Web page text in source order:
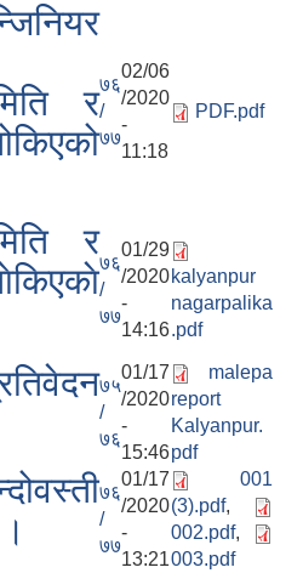
र७६
/
७७
02/06
/2020
-
11:18
PDF.pdf
र
७६
/
७७
01/29
/2020
-
14:16
kalyanpur
nagarpalika
.pdf
७५
/
७६
01/17
/2020
-
15:46
malepa
report
Kalyanpur.
pdf
७६
/
७७
01/17
/2020
-
13:21
001
(3).pdf,
002.pdf,
003.pdf